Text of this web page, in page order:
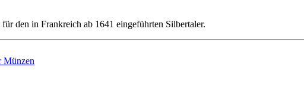
den in Frankreich ab 1641 eingeführten Silbertaler.
Münzen